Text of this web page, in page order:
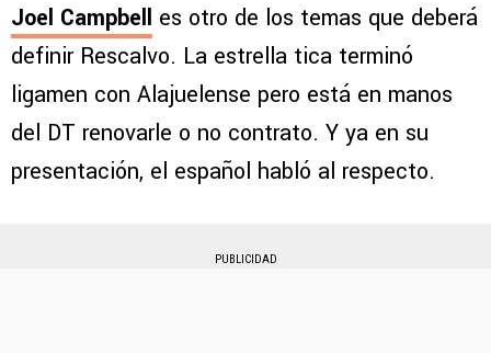
Joel Campbell es otro de los temas que deberá
definir Rescalvo. La estrella tica terminó
ligamen con Alajuelense pero está en manos
del DT renovarle o no contrato. Y ya en su
presentación, el español habló al respecto.
PUBLICIDAD